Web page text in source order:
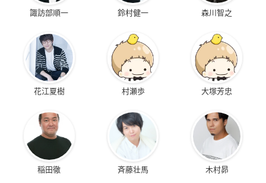
諏訪部順一 鈴村健一 森川智之
花江夏樹 村瀬歩 大塚芳忠
稲田徹 斉藤壮馬 木村昴